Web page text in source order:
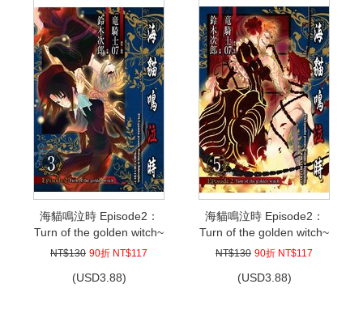
海貓鳴泣時 Episode2：
Turn of the golden witch~
(03)
NT$130 90折 NT$117
(USD3.88)
海貓鳴泣時 Episode2：
Turn of the golden witch~
(05)完
NT$130 90折 NT$117
(USD3.88)